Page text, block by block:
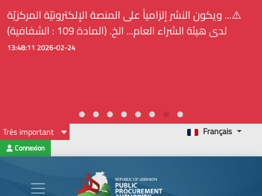
⚠️... ويكون النشر إلزامياً على المنصة الإلكترونيّة المركزيّة
لدى هيئة الشراء العام... الخ. (المادة 109 : الشفافية)
2026-02-24 13:48:11
Très important Français
Connexion